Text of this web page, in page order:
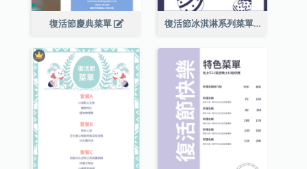
復活節慶典菜單 復活節冰淇淋系列菜單